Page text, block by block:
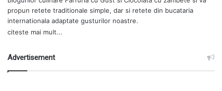
propun retete traditionale simple, dar si retete din bucataria
internationala adaptate gusturilor noastre.
citeste mai mult...
Advertisement